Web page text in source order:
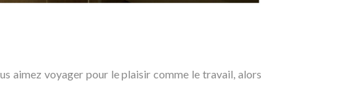
aimez voyager pour le plaisir comme le travail, alors